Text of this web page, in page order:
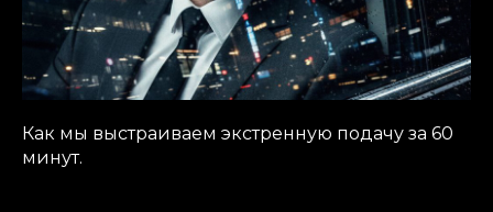
Как мы выстраиваем экстренную подачу за 60
минут.